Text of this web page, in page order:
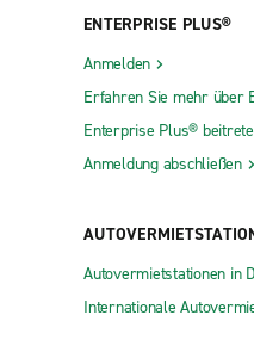
ENTERPRISE PLUS®
Anmelden
Erfahren Sie mehr über
Enterprise Plus®
Anmeldung abschließen
Autovermietstationen in
Internationale